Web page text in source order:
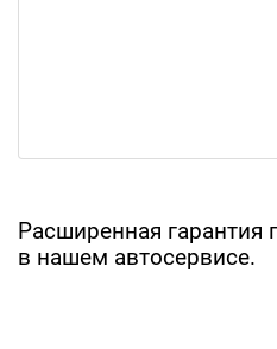
Расширенная гарантия
в нашем автосервисе.